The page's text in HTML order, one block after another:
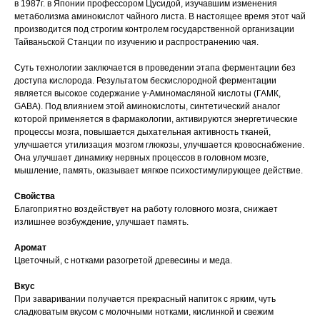
в 1987г. в Японии профессором Цусидой, изучавшим изменения
метаболизма аминокислот чайного листа. В настоящее время этот чай
производится под строгим контролем государственной организации
Тайваньской Станции по изучению и распространению чая.
Суть технологии заключается в проведении этапа ферментации без
доступа кислорода. Результатом бескислородной ферментации
является высокое содержание γ-Аминомасляной кислоты (ГАМК,
GABA). Под влиянием этой аминокислоты, синтетический аналог
которой применяется в фармакологии, активируются энергетические
процессы мозга, повышается дыхательная активность тканей,
улучшается утилизация мозгом глюкозы, улучшается кровоснабжение.
Она улучшает динамику нервных процессов в головном мозге,
мышление, память, оказывает мягкое психостимулирующее действие.
Свойства
Благоприятно воздействует на работу головного мозга, снижает
излишнее возбуждение, улучшает память.
Аромат
Цветочный, с нотками разогретой древесины и меда.
Вкус
При заваривании получается прекрасный напиток с ярким, чуть
сладковатым вкусом с молочными нотками, кислинкой и свежим